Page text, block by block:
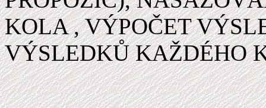
KOLA , VÝPOČET
VÝSLEDKŮ KAŽDÉHO